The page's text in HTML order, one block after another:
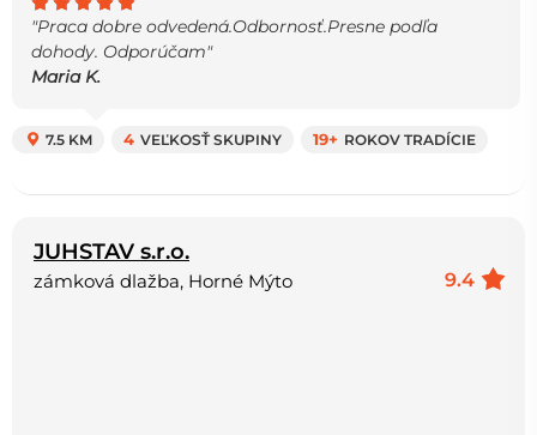
"Praca dobre odvedená.Odbornosť.Presne podľa
dohody. Odporúčam"
Maria K.
7.5 KM 4 VEĽKOSŤ SKUPINY 19+ ROKOV TRADÍCIE
JUHSTAV s.r.o.
9.4
zámková dlažba, Horné Mýto